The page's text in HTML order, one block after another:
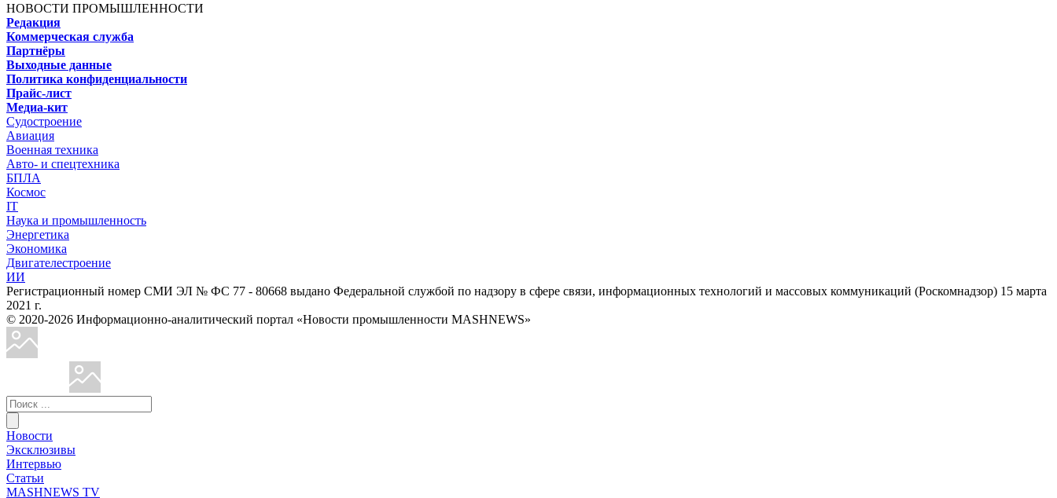
НОВОСТИ ПРОМЫШЛЕННОСТИ
Редакция
Коммерческая служба
Партнёры
Выходные данные
Политика конфиденциальности
Прайс-лист
Медиа-кит
Судостроение
Авиация
Военная техника
Авто- и спецтехника
БПЛА
Космос
IT
Наука и промышленность
Энергетика
Экономика
Двигателестроение
ИИ
Регистрационный номер СМИ ЭЛ № ФС 77 - 80668 выдано Федеральной службой по надзору в сфере связи, информационных технологий и массовых коммуникаций (Роскомнадзор) 15 марта
2021 г.
© 2020-2026 Информационно-аналитический портал «Новости промышленности MASHNEWS»
Новости
Эксклюзивы
Интервью
Статьи
MASHNEWS TV